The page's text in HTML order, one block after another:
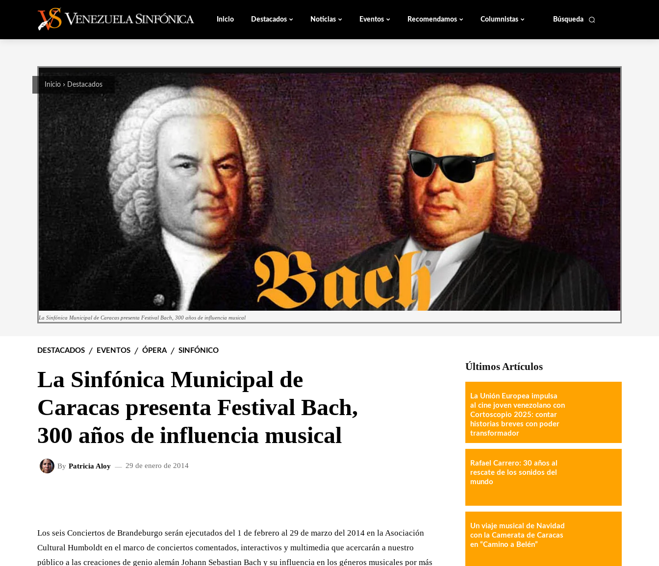
Búsqueda
Inicio Destacados Noticias Eventos Recomendamos Columnistas
Inicio Destacados
La Sinfónica Municipal de Caracas presenta Festival Bach, 300 años de influencia musical
DESTACADOS EVENTOS ÓPERA SINFÓNICO
La Sinfónica Municipal de
Caracas presenta Festival Bach,
300 años de influencia musical
By Patricia Aloy 29 de enero de 2014
Los seis Conciertos de Brandeburgo serán ejecutados del 1 de febrero al 29 de marzo del 2014 en la Asociación
Cultural Humboldt en el marco de conciertos comentados, interactivos y multimedia que acercarán a nuestro
público a las creaciones de genio alemán Johann Sebastian Bach y su influencia en los géneros musicales por más
Últimos Artículos
La Unión Europea impulsa
al cine joven venezolano con
Cortoscopio 2025: contar
historias breves con poder
transformador
Rafael Carrero: 30 años al
rescate de los sonidos del
mundo
Un viaje musical de Navidad
con la Camerata de Caracas
en “Camino a Belén”